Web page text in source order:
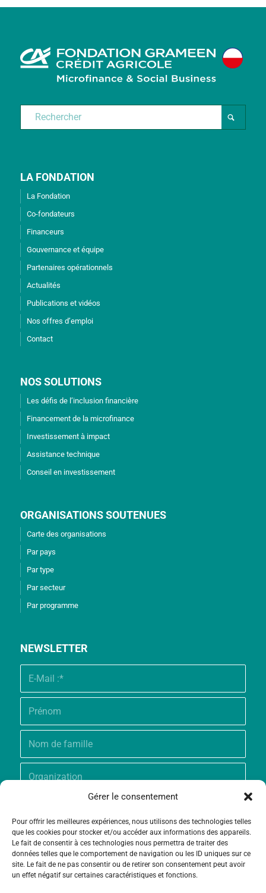
Gérer le consentement
Pour offrir les meilleures expériences, nous utilisons des technologies telles
que les cookies pour stocker et/ou accéder aux informations des appareils.
Le fait de consentir à ces technologies nous permettra de traiter des
données telles que le comportement de navigation ou les ID uniques sur ce
site. Le fait de ne pas consentir ou de retirer son consentement peut avoir
un effet négatif sur certaines caractéristiques et fonctions.
LA FONDATION
La Fondation
Co-fondateurs
Financeurs
Gouvernance et équipe
Partenaires opérationnels
Actualités
Publications et vidéos
Nos offres d’emploi
Contact
NOS SOLUTIONS
Les défis de l’inclusion financière
Financement de la microfinance
Investissement à impact
Assistance technique
Conseil en investissement
ORGANISATIONS SOUTENUES
Carte des organisations
Par pays
Par type
Par secteur
Par programme
NEWSLETTER